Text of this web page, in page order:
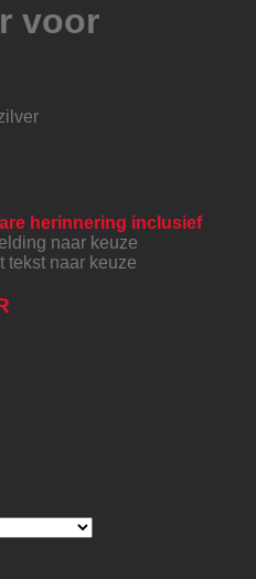
voor
herinnering inclusief
naar keuze
tekst naar keuze